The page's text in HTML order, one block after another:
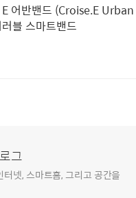
어반밴드 (Croise.E
블 스마트밴드
그
터넷, 스마트홈, 그리고 공간을